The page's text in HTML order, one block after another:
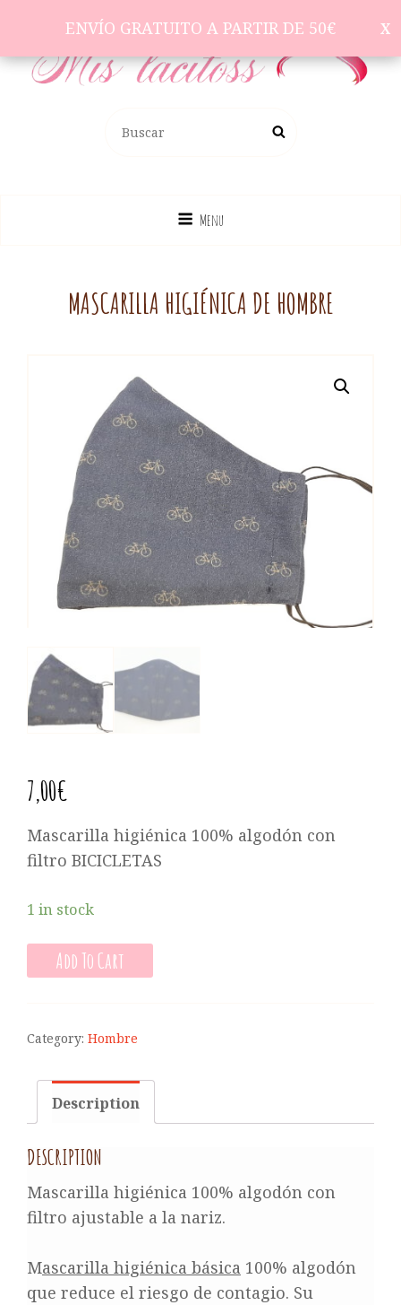
ENVÍO GRATUITO A PARTIR DE 50€
Menu
MASCARILLA HIGIÉNICA DE HOMBRE
7,00€
Mascarilla higiénica 100% algodón con
filtro BICICLETAS
1 in stock
Add To Cart
Category: Hombre
Description
DESCRIPTION
Mascarilla higiénica 100% algodón con
filtro ajustable a la nariz.
Mascarilla higiénica básica 100% algodón
que reduce el riesgo de contagio. Su
ENVÍO GRATUITO A PARTIR DE 50€